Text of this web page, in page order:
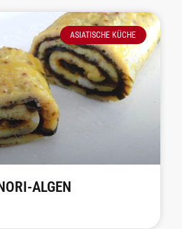
ASIATISCHE KÜCHE
ALGEN